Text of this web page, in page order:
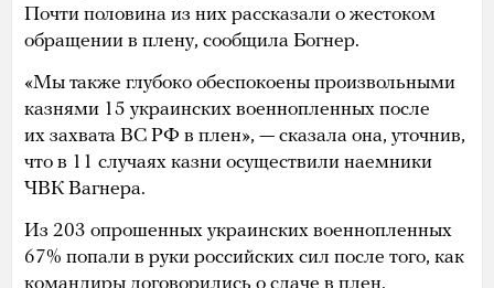
Почти половина из них рассказали о жестоком
обращении в плену, сообщила Богнер.
«Мы также глубоко обеспокоены произвольными
казнями 15 украинских военнопленных после
их захвата ВС РФ в плен», — сказала она, уточнив,
что в 11 случаях казни осуществили наемники
ЧВК Вагнера.
Из 203 опрошенных украинских военнопленных
67% попали в руки российских сил после того, как